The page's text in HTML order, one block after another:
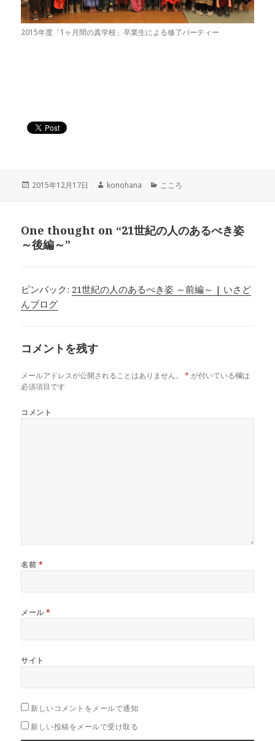
2015年度「1ヶ月間の真学校」卒業生による修了パーティー
投
2015年12月17日
作
konohana
カ
ー
こころ
One thought on “21世紀の人のあるべき姿
～後編～”
ピンバック: 21世紀の人のあるべき姿 ～前編～ | いさど
んブログ
コメントを残す
メールアドレスが公開されることはありません。 * が付いている欄は
必須項目です
コメント
名前 *
メール*
サイト
新しいコメントをメールで通知
新しい投稿をメールで受け取る